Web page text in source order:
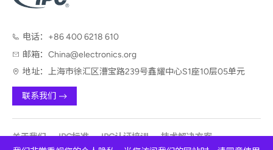
电话： +86 400 6218 610
邮箱： China@electronics.org
地址： 上海市徐汇区漕宝路239号鑫耀中心S1座10层05单元
联系我们
关于我们 IPC标准 IPC认证培训
技术解决方案